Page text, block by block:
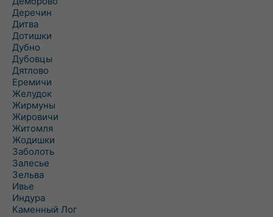
Деречин
Дитва
Дотишки
Дубно
Дубовцы
Дятлово
Еремичи
Желудок
Жирмуны
Жировичи
Житомля
Жодишки
Заболоть
Залесье
Зельва
Ивье
Индура
Каменный Лог